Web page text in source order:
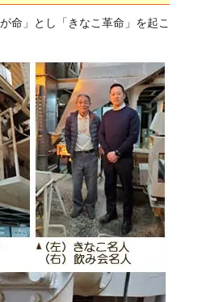
命」とし「きなこ革命」を起こ